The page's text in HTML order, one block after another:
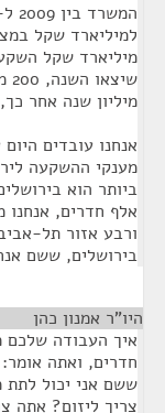
מיליון שנה אחר
אנחנו עובדים
מענקי ההשקעה
אלף חדרים, אנחנו
ורבע אזור תל-
בירושלים, ששם
היו"ר אמנון כהן
איך העבודה שלכם
חדרים, ואתה
ששם אני יכול
צריך ליזום? אתה